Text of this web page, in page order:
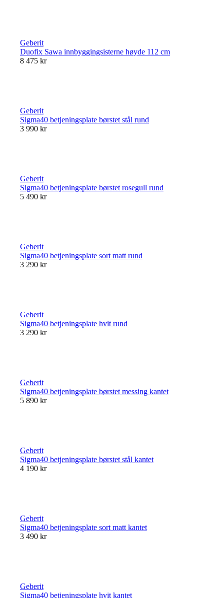
Geberit
Duofix Sawa innbyggingsisterne høyde 112 cm
8 475 kr
Geberit
Sigma40 betjeningsplate børstet stål rund
3 990 kr
Geberit
Sigma40 betjeningsplate børstet rosegull rund
5 490 kr
Geberit
Sigma40 betjeningsplate sort matt rund
3 290 kr
Geberit
Sigma40 betjeningsplate hvit rund
3 290 kr
Geberit
Sigma40 betjeningsplate børstet messing kantet
5 890 kr
Geberit
Sigma40 betjeningsplate børstet stål kantet
4 190 kr
Geberit
Sigma40 betjeningsplate sort matt kantet
3 490 kr
Geberit
Sigma40 betjeningsplate hvit kantet